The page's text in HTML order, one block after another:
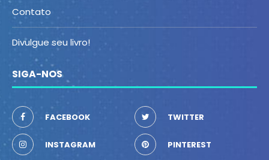
Contato
Divulgue seu livro!
SIGA-NOS
FACEBOOK TWITTER
INSTAGRAM PINTEREST